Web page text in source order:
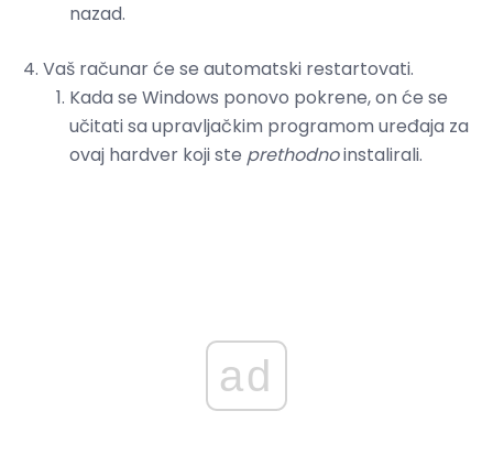
nazad.
Vaš računar će se automatski restartovati.
Kada se Windows ponovo pokrene, on će se
učitati sa upravljačkim programom uređaja za
ovaj hardver koji ste prethodnoinstalirali.
ad